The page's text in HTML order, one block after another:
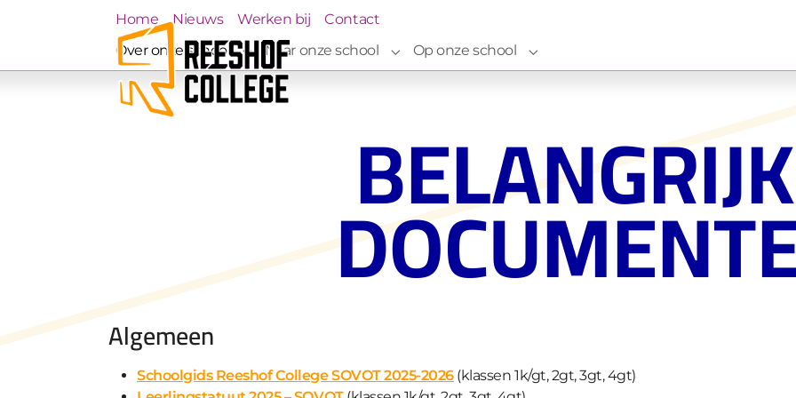
Skip to main navigation
Skip to main content
Skip to page footer
Home Nieuws Werken bij
Contact
Over onze school
Submenu for "Over onze school"
Naar onze school Submenu for "Naar onze school"
Op onze school Submenu for "Op onze school"
Algemeen
Schoolgids Reeshof College SOVOT 2025-2026(klassen 1k/gt, 2gt, 3gt, 4gt)